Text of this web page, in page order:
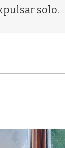
solo.